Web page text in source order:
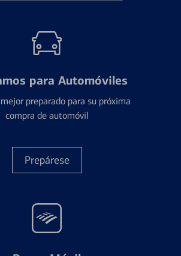
para Automóviles
preparado para su próxima
compra de automóvil
Prepárese